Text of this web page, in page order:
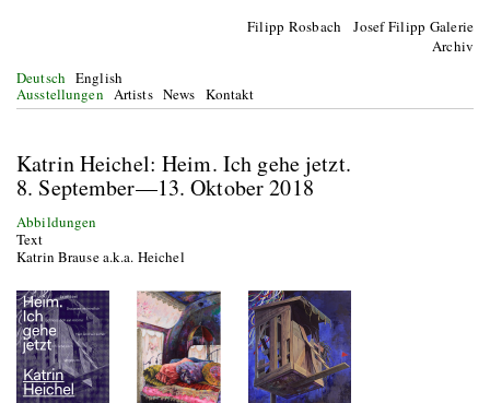
Filipp Rosbach Josef Filipp Galerie
Archiv
Deutsch English
Ausstellungen Artists News Kontakt
Katrin Heichel: Heim. Ich gehe jetzt.
8. September—13. Oktober 2018
Abbildungen
Text
Katrin Brause a.k.a. Heichel